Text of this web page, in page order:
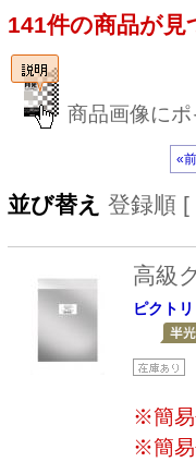
141件の商品が
商品画像に
«
並び替え 登録順 [
高級
ピクト
※簡易
※簡易